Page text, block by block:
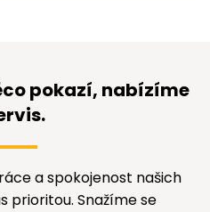
pokazí, nabízíme
a spokojenost našich
prioritou. Snažíme se